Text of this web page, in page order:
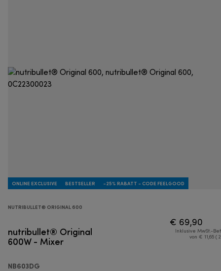
ONLINE EXCLUSIVE BESTSELLER -25% RABATT - CODE FEELGOOD
NUTRIBULLET® ORIGINAL 600
nutribullet® Original
600W - Mixer
NB603DG
€ 69,90
Inklusive MwSt.-
von € 11,65 (